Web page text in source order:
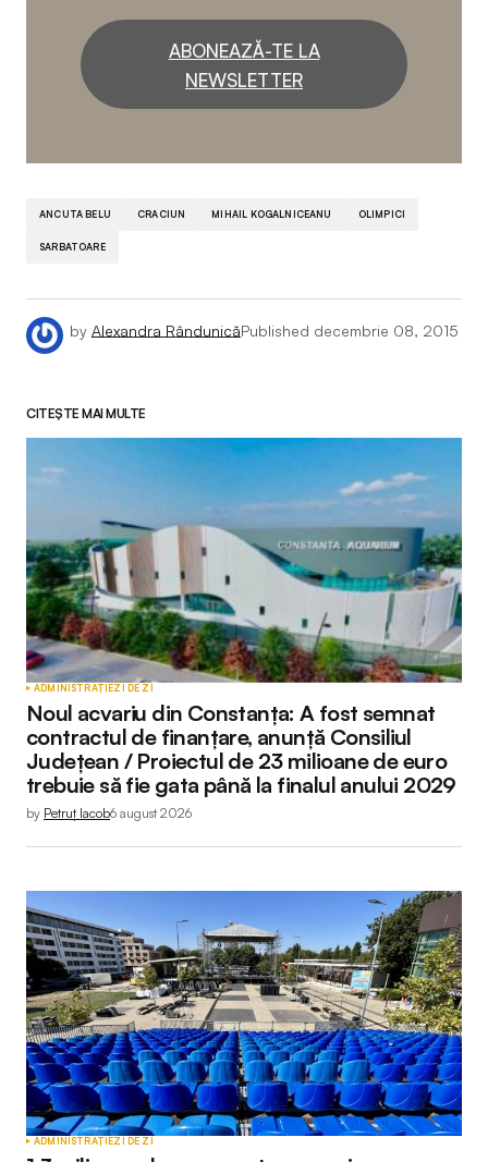
ABONEAZĂ-TE LA
NEWSLETTER
ANCUTA BELU CRACIUN MIHAIL KOGALNICEANU OLIMPICI
SARBATOARE
by Alexandra RândunicăPublished decembrie 08, 2015
CITEȘTE MAI MULTE
ADMINISTRAȚIEZI DE ZI
Noul acvariu din Constanța: A fost semnat
contractul de finanțare, anunță Consiliul
Județean / Proiectul de 23 milioane de euro
trebuie să fie gata până la finalul anului 2029
by Petruț Iacob6 august 2026
ADMINISTRAȚIEZI DE ZI